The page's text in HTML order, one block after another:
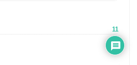
11